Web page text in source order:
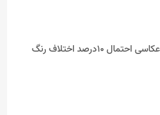
باتوجه به نور وفضای عکاسی احتمال 10درصد اختلاف رنگ